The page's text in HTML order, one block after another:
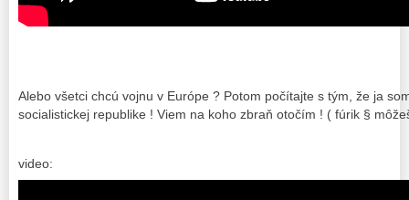
Alebo všetci chcú vojnu v Európe ? Potom počítajte s tým, že ja
socialistickej republike ! Viem na koho zbraň otočím ! ( fúrik §
video: